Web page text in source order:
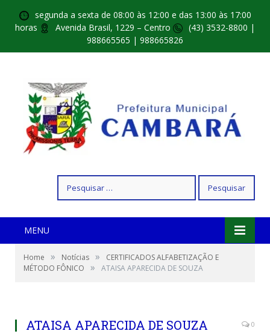
segunda a sexta de 08:00 às 12:00 e das 13:00 às 17:00
horas
Avenida Brasil, 1229 – Centro
(43) 3532-8800 |
988665565 | 988665826
por:
MENU
Home » Notícias »
CERTIFICADOS ALFABETIZAÇÃO E
MÉTODO FÔNICO
» ATAISA APARECIDA DE SOUZA
ATAISA APARECIDA DE SOUZA 0